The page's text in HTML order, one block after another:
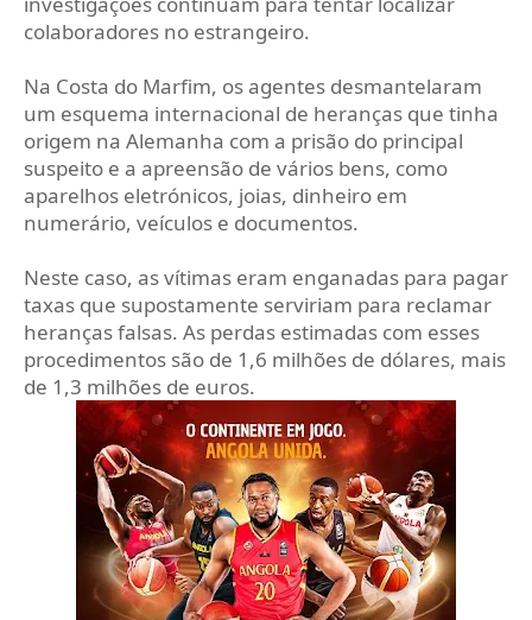
colaboradores no estrangeiro.
Na Costa do Marfim, os agentes desmantelaram
um esquema internacional de heranças que tinha
origem na Alemanha com a prisão do principal
suspeito e a apreensão de vários bens, como
aparelhos eletrónicos, joias, dinheiro em
numerário, veículos e documentos.
Neste caso, as vítimas eram enganadas para pagar
taxas que supostamente serviriam para reclamar
heranças falsas. As perdas estimadas com esses
procedimentos são de 1,6 milhões de dólares, mais
de 1,3 milhões de euros.